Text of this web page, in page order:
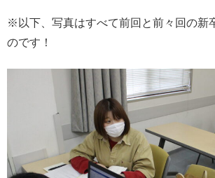
※以下、写真はすべて前回と前々回の新
のです！